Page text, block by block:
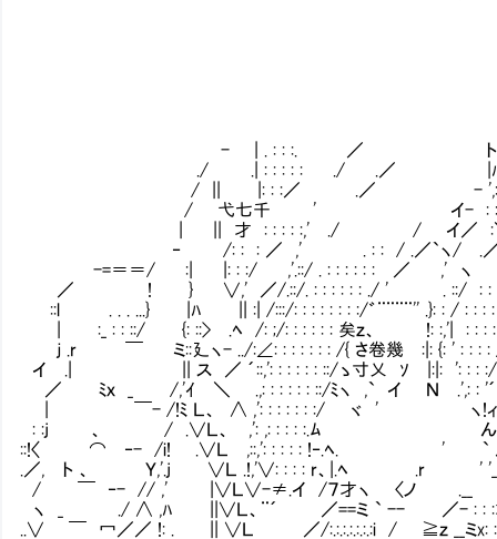
- | . : : :. ／ ト | . :
./ .| : : : : : ./ .／ |ﾊ | . : : :
/ || |: : :／ .／ - ',: : ＜: :
/ 弋七千 ' イ- : : : :
| || 才 : : : : :,' ./ / イ／ :＼: : : : : :
‐ /: : : ／ ,' . : : / .／`ヽ/ .／ :ヽ; :
-=＝＝/ :| |: : :/ ,'.::/ . : : : : : : ／
／ ! } ∨,' ／/.::/. : : : : : : ./ ' .
::l . . . ...} |ﾊ || :| /:::/: : : : : : : :/゛¨¨¨¨''
| :_ : : ::/ {: ::> .ﾍ /: ;/: : : : : : 矣ｚ、 !: :,'| : : :
ｊ .r ￣ ミ::廴ヽ- ../:∠: : : : : : : /{ さ卷幾 :|: {: ' :
イ .| || ス ／ ´::,': : : : : : ::/ゝ寸乂 ｿ㌦|:|: ': : :
／ ﾐｘ _ /,'ｲ ＼ .,: : : : : : ::/ﾐヽ ,` イ Ｎ
| ￣- /!ﾐ Ｌ、 ∧ ,': : : : : : :/ ヾ ' ヽ!ィ卷ｚ
: :j 、 / .∨Ｌ、 ,': ,: : : : :.ﾑ ん ｿ .ﾊ㌦':
::!〈 ⌒ ‐- /i! .∨Ｌ ,::,': : : : : !‐.ﾍ. ' ` えﾒ'
.／, ト 、 Ｙ,'.j ∨Ｌ .!,'∨: : : : r、|.ﾍ .r ' '_ .ィ
/ ￣ ‐- // ,' |∨Ｌ∨-≠.イ /７才ヽ 〈ノ .__
ヽ _ ./ ∧ ,ﾊ ||∨Ｌ、¨´ ／==ミ ` -- ／- : : :才
..∨ ￣ 冖／／ !: . || ∨Ｌ ／/:.:.:.:.:.:.:i / ≧ｚ __ミx: :